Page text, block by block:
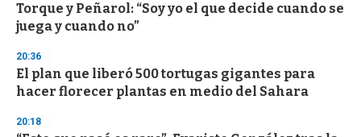
Torque y Peñarol: “Soy yo el que decide cuando se
juega y cuando no”
20:36
El plan que liberó 500 tortugas gigantes para
hacer florecer plantas en medio del Sahara
20:18